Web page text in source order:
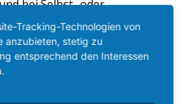
bei Selbst- oder
aufgehoben.
Arbeit an der Bigge-Lenne-
in enger Absprache mit
nichts unternommen,
einverstanden sind.
Tracking-Technologien von
anzubieten, stetig zu
entsprechend den Interessen